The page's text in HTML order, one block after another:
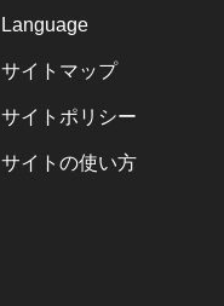
Language
サイトマップ
サイトポリシー
サイトの使い方